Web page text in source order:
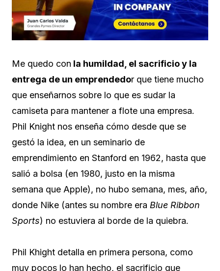
Me quedo con la humildad, el sacrificio y la
entrega de un emprendedor que tiene mucho
que enseñarnos sobre lo que es sudar la
camiseta para mantener a flote una empresa.
Phil Knight nos enseña cómo desde que se
gestó la idea, en un seminario de
emprendimiento en Stanford en 1962, hasta que
salió a bolsa (en 1980, justo en la misma
semana que Apple), no hubo semana, mes, año,
donde Nike (antes su nombre era Blue Ribbon
Sports) no estuviera al borde de la quiebra.
Phil Khight detalla en primera persona, como
muy pocos lo han hecho, el sacrificio que